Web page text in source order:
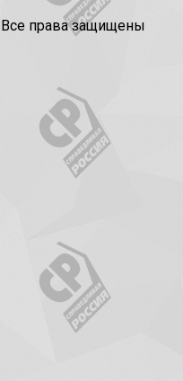
Все права защищены